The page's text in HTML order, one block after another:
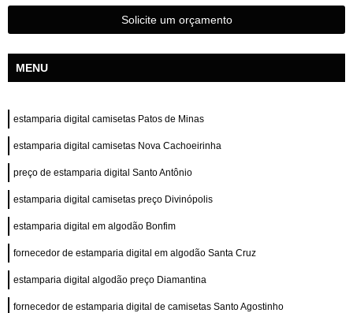
Solicite um orçamento
MENU
estamparia digital camisetas Patos de Minas
estamparia digital camisetas Nova Cachoeirinha
preço de estamparia digital Santo Antônio
estamparia digital camisetas preço Divinópolis
estamparia digital em algodão Bonfim
fornecedor de estamparia digital em algodão Santa Cruz
estamparia digital algodão preço Diamantina
fornecedor de estamparia digital de camisetas Santo Agostinho